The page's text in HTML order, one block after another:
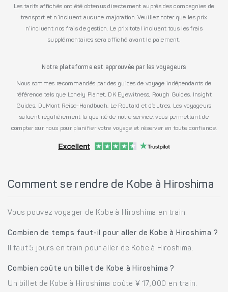
Les tarifs affichés ont été obtenus directement auprès des compagnies de
transport et n’incluent aucune majoration. Veuillez noter que les prix
n’incluent nos frais de gestion. Le prix total incluant tous les frais
supplémentaires sera affiché avant le paiement.
Notre plateforme est approuvée par les voyageurs
Nous sommes recommandés par des guides de voyage indépendants de
référence tels que Lonely Planet, DK Eyewitness, Rough Guides, Insight
Guides, DuMont Reise-Handbuch, Le Routard et d’autres. Les voyageurs
saluent régulièrement la qualité de notre service, vous permettant de
compter sur nous pour planifier votre voyage et réserver en toute confiance.
Comment se rendre de Kobe à Hiroshima
Vous pouvez voyager de Kobe à Hiroshima en train.
Combien de temps faut-il pour aller de Kobe à Hiroshima ?
Il faut 5 jours en train pour aller de Kobe à Hiroshima.
Combien coûte un billet de Kobe à Hiroshima ?
Un billet de Kobe à Hiroshima coûte ¥ 17,000 en train.